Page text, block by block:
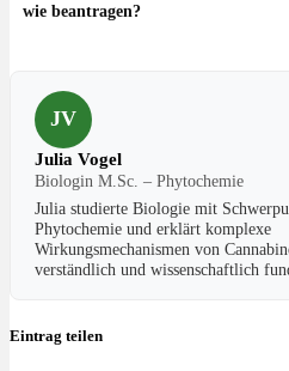
wie beantragen?
JV
Julia Vogel
Biologin M.Sc. – Phytochemie
Julia studierte Biologie mit
Phytochemie und erklärt komplexe
Wirkungsmechanismen von
verständlich und wissenschaftlich
Eintrag teilen